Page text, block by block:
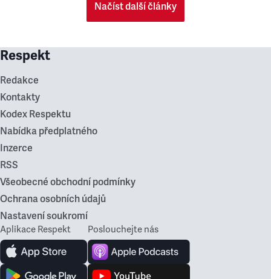
Načíst další články
Respekt
Redakce
Kontakty
Kodex Respektu
Nabídka předplatného
Inzerce
RSS
Všeobecné obchodní podmínky
Ochrana osobních údajů
Nastavení soukromí
Aplikace Respekt Poslouchejte nás